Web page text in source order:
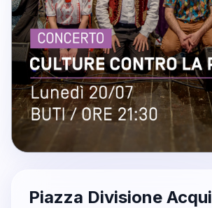
Piazza Divisione Acqui